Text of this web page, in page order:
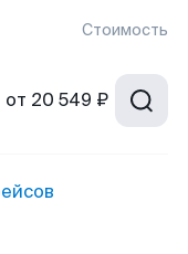
Стоимость
от 20 549 ₽